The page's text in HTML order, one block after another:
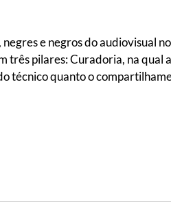
e negros do audiovisual
três pilares: Curadoria, na qual
técnico quanto o